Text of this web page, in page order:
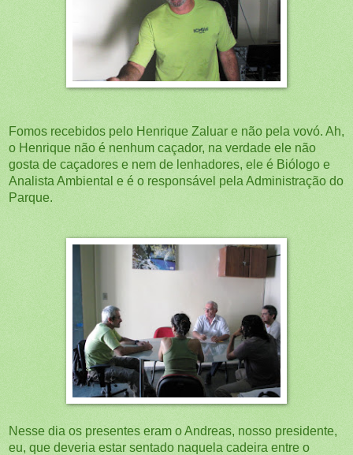
Fomos recebidos pelo Henrique Zaluar e não pela vovó. Ah,
o Henrique não é nenhum caçador, na verdade ele não
gosta de caçadores e nem de lenhadores, ele é Biólogo e
Analista Ambiental e é o responsável pela Administração do
Parque.
Nesse dia os presentes eram o Andreas, nosso presidente,
eu, que deveria estar sentado naquela cadeira entre o